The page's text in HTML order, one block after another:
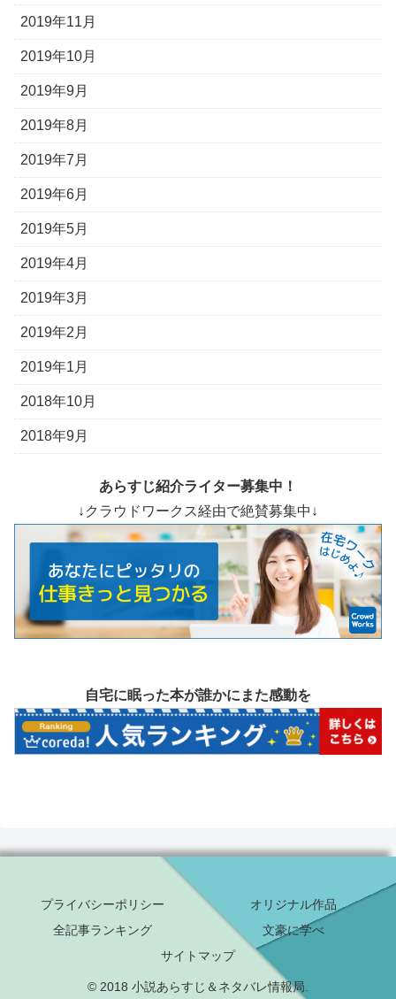
2019年11月
2019年10月
2019年9月
2019年8月
2019年7月
2019年6月
2019年5月
2019年4月
2019年3月
2019年2月
2019年1月
2018年10月
2018年9月
あらすじ紹介ライター募集中！
↓クラウドワークス経由で絶賛募集中↓
自宅に眠った本が誰かにまた感動を
プライバシーポリシー
オリジナル作品
全記事ランキング
文豪に学べ
サイトマップ
© 2018 小説あらすじ＆ネタバレ情報局.